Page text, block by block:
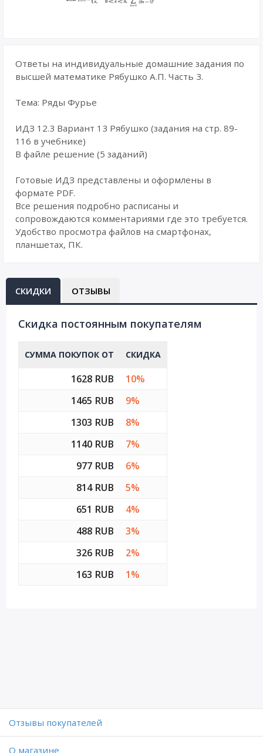
Ответы на индивидуальные домашние задания по
высшей математике Рябушко А.П. Часть 3.
Тема: Ряды Фурье
ИДЗ 12.3 Вариант 13 Рябушко (задания на стр. 89-
116 в учебнике)
В файле решение (5 заданий)
Готовые ИДЗ представлены и оформлены в
формате PDF.
Все решения подробно расписаны и
сопровождаются комментариями где это требуется.
Удобство просмотра файлов на смартфонах,
планшетах, ПК.
СКИДКИ ОТЗЫВЫ
Cкидка постоянным покупателям
СУММА ПОКУПОК ОТ СКИДКА
1628 RUB
10%
1465 RUB
9%
1303 RUB
8%
1140 RUB
7%
977 RUB
6%
814 RUB
5%
651 RUB
4%
488 RUB
3%
326 RUB
2%
163 RUB
1%
Отзывы покупателей
O магазине